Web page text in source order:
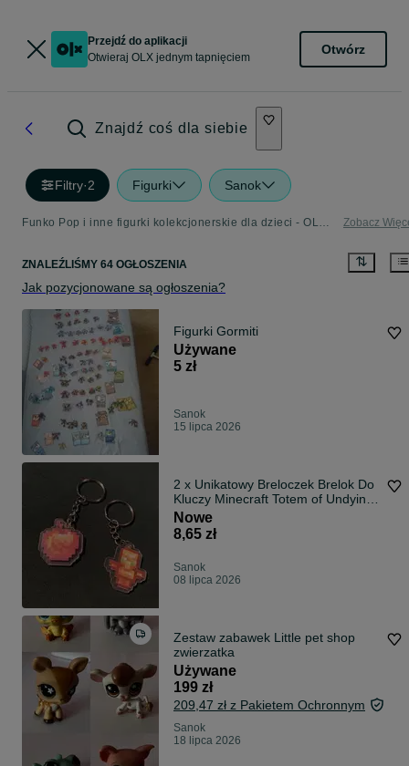
Przejdź do aplikacji
Otwieraj OLX jednym tapnięciem
Otwórz
Znajdź coś dla siebie
Filtry·2 Figurki Sanok
Funko Pop i inne figurki kolekcjonerskie dla dzieci - OLX.pl Zobacz
ZNALEŹLIŚMY 64 OGŁOSZENIA
Jak pozycjonowane są ogłoszenia?
Figurki Gormiti
Używane
5 zł
Sanok
15 lipca 2026
2 x Unikatowy Breloczek Brelok Do
Kluczy Minecraft Totem of Undying
Jabłko
Nowe
8,65 zł
Sanok
08 lipca 2026
Zestaw zabawek Little pet shop
zwierzatka
Używane
199 zł
209,47 zł z Pakietem Ochronnym
Sanok
18 lipca 2026